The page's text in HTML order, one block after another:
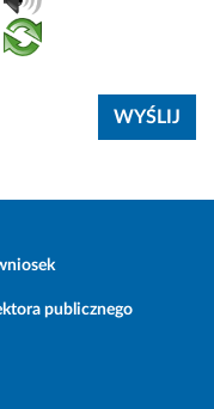
publicznego